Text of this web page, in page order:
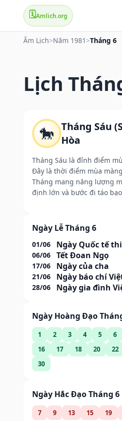
🗓️Amlich.org
Âm Lịch>Năm 1981 >Tháng 6
Lịch
🐎 Tháng Sáu
Hòa
Tháng Sáu là đỉnh điểm
Đây là thời điểm mùa
Tháng mang năng lượng
định lớn và bước đi táo
Ngày Lễ Tháng 6
01/06 Ngày Quốc tế
06/06 Tết Đoan Ngọ
17/06 Ngày của cha
21/06 Ngày báo chí
28/06 Ngày gia đình
Ngày Hoàng Đạo
1 2 3 4 5 6
16
17 18 20 22
30
Ngày Hắc Đạo Tháng 6
7 9 13 15 19